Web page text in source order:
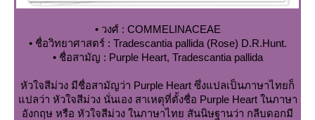
• วงศ์ : COMMELINACEAE
• ชื่อวิทยาศาสตร์ : Tradescantia pallida (Rose) D.R.Hunt.
• ชื่อสามัญ : Purple Heart, Tradescantia pallida
หัวใจสีม่วง มีชื่อสามัญว่า Purple Heart ซึ่งแปลเป็นภาษาไทยก็
ปลว่า หัวใจสีม่วง นั่นเอง สาเหตุที่ตั้งชื่อ Purple Heart ในภาษา
อังกฤษ หรือ หัวใจสีม่วง ในภาษาไทย สันนิษฐานว่า กลีบดอกมี